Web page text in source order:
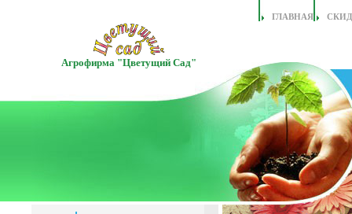
Агрофирма "Цветущий Сад"
ГЛАВНАЯ